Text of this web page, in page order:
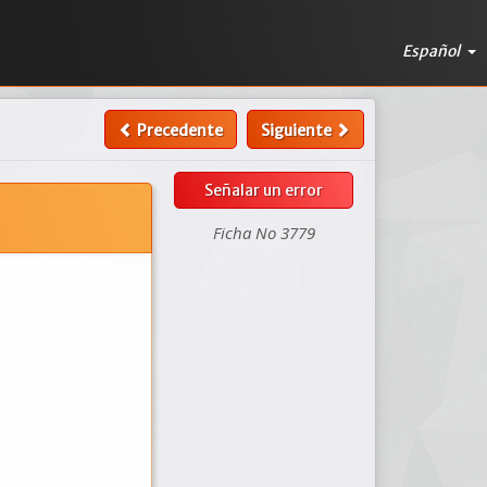
Español
Precedente Siguiente
Señalar un error
Ficha No 3779